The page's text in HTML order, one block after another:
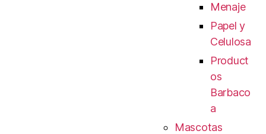
Menaje
Papel y
Celulosa
Product
os
Barbaco
a
Mascotas